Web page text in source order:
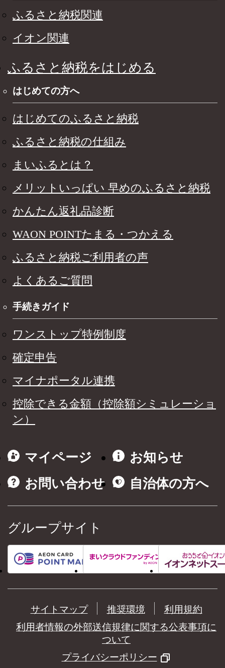
ふるさと納税関連
イオン関連
ふるさと納税をはじめる
はじめての方へ
はじめてのふるさと納税
ふるさと納税の仕組み
まいふるとは？
メリットいっぱい 早めのふるさと納税
かんたん返礼品診断
WAON POINTたまる・つかえる
ふるさと納税ご利用者の声
よくあるご質問
手続きガイド
ワンストップ特例制度
確定申告
マイナポータル連携
控除できる金額（控除額シミュレーショ
ン）
マイページ
お知らせ
お問い合わせ
自治体の方へ
グループサイト
サイトマップ 推奨環境
利用規約
利用者情報の外部送信規律に関する公表事項に
ついて
プライバシーポリシー